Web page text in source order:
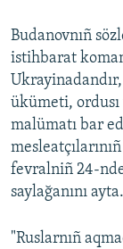
Budanovnıñ
istihbarat
ükümeti,
malümatı bar
fevralniñ 24-
saylağanını ayta.
"Ruslarnıñ